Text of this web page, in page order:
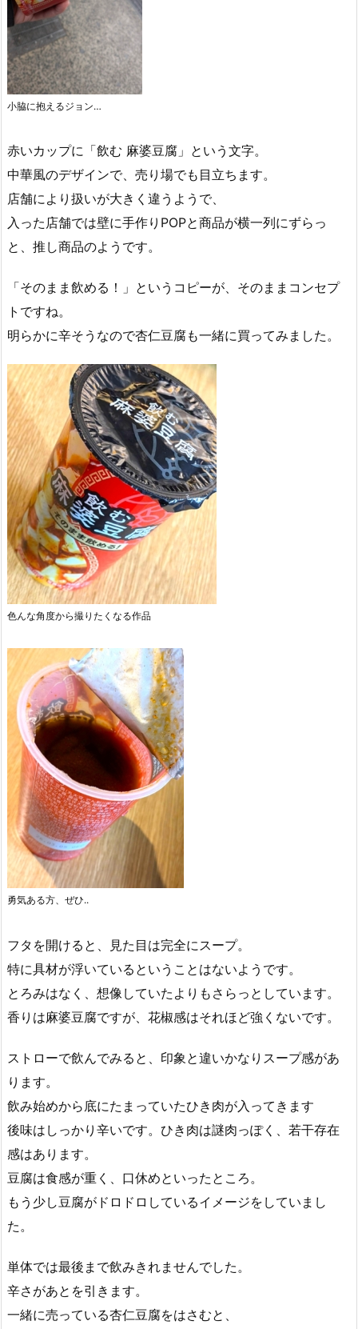
小脇に抱えるジョン…
赤いカップに「飲む 麻婆豆腐」という文字。
中華風のデザインで、売り場でも目立ちます。
店舗により扱いが大きく違うようで、
入った店舗では壁に手作りPOPと商品が横一列にずらっ
と、推し商品のようです。
「そのまま飲める！」というコピーが、そのままコンセプ
トですね。
明らかに辛そうなので杏仁豆腐も一緒に買ってみました。
色んな角度から撮りたくなる作品
勇気ある方、ぜひ..
フタを開けると、見た目は完全にスープ。
特に具材が浮いているということはないようです。
とろみはなく、想像していたよりもさらっとしています。
香りは麻婆豆腐ですが、花椒感はそれほど強くないです。
ストローで飲んでみると、印象と違いかなりスープ感があ
ります。
飲み始めから底にたまっていたひき肉が入ってきます
後味はしっかり辛いです。ひき肉は謎肉っぽく、若干存在
感はあります。
豆腐は食感が重く、口休めといったところ。
もう少し豆腐がドロドロしているイメージをしていまし
た。
単体では最後まで飲みきれませんでした。
辛さがあとを引きます。
一緒に売っている杏仁豆腐をはさむと、